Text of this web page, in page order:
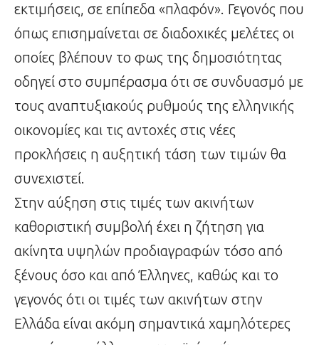
εκτιμήσεις, σε επίπεδα «πλαφόν». Γεγονός που
όπως επισημαίνεται σε διαδοχικές μελέτες οι
οποίες βλέπουν το φως της δημοσιότητας
οδηγεί στο συμπέρασμα ότι σε συνδυασμό με
τους αναπτυξιακούς ρυθμούς της ελληνικής
οικονομίες και τις αντοχές στις νέες
προκλήσεις η αυξητική τάση των τιμών θα
συνεχιστεί.
Στην αύξηση στις τιμές των ακινήτων
καθοριστική συμβολή έχει η ζήτηση για
ακίνητα υψηλών προδιαγραφών τόσο από
ξένους όσο και από Έλληνες, καθώς και το
γεγονός ότι οι τιμές των ακινήτων στην
Ελλάδα είναι ακόμη σημαντικά χαμηλότερες